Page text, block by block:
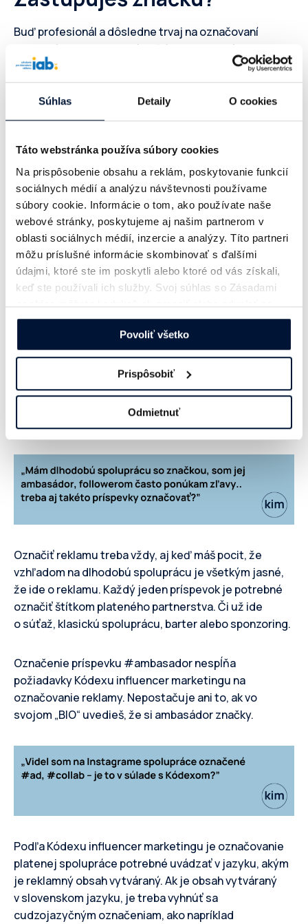
Súhlas Detaily O cookies
Táto webstránka používa súbory cookies
Na prispôsobenie obsahu a reklám, poskytovanie funkcií
sociálnych médií a analýzu návštevnosti používame
súbory cookie. Informácie o tom, ako používate naše
webové stránky, poskytujeme aj našim partnerom v
oblasti sociálnych médií, inzercie a analýzy. Títo partneri
môžu príslušné informácie skombinovať s ďalšími
údajmi, ktoré ste im poskytli alebo ktoré od vás získali,
keď ste používali ich služby. Svoj súhlas so Zásadami
cookiesmôžete kedykoľvek zmeniť alebo odvolať na
našej webovej stránke.
Povoliť všetko
Prispôsobiť
Odmietnuť
Buď profesionál a dôsledne trvaj na označovaní
spoluprác s tvorcami práve štítkom plateného
partnerstva – chceš predsa, aby „tvoja“ značka bola
vnímaná ako transparentná a férová. Pomôžeš tak
nielen svojej značke ale aj celému trhu influencer
marketingu na Slovensku. Mysli na to, že
Často kladené otázky
Influencer nevie v aktuálnych nastaveniach
„boostovať“ jeho reklamné príspevky. Takýto
príspevok odporúčame označiť popiskom
(hashtagom) #spolupraca, #sponzorovanyobsah
#reklamnyobsah #platenepartnerstvo #barter
#sponzorovanasutaz #reklama. Dôležité ale je, aby
bol hashtag označujúci reklamný obsah prvý v poradí
medzi hashtagmi, ktoré použiješ.
Označiť reklamu treba vždy, aj keď máš pocit, že
vzhľadom na dlhodobú spoluprácu je všetkým jasné,
že ide o reklamu. Každý jeden príspevok je potrebné
označiť štítkom plateného partnerstva. Či už ide
o súťaž, klasickú spoluprácu, barter alebo sponzoring.
Označenie príspevku #ambasador nespĺňa
požiadavky Kódexu influencer marketingu na
označovanie reklamy. Nepostačuje ani to, ak vo
svojom „BIO“ uvedieš, že si ambasádor značky.
Podľa Kódexu influencer marketingu je označovanie
platenej spolupráce potrebné uvádzať v jazyku, akým
je reklamný obsah vytváraný. Ak je obsah vytváraný
v slovenskom jazyku, je treba vyhnúť sa
cudzojazyčným označeniam, ako napríklad